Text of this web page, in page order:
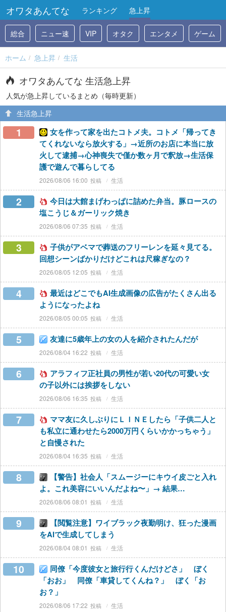
オワタあんてな ランキング 急上昇
総合 ニュー速 VIP オタク エンタメ ゲーム
ホーム 急上昇 生活
オワタあんてな 生活急上昇
人気が急上昇しているまとめ（毎時更新）
生活急上昇
1
女を作って家を出たコトメ夫。コトメ「帰ってき
てくれないなら放火する」→近所のお店に本当に放
火して逮捕→心神喪失で僅か数ヶ月で釈放→生活保
護で遊んで暮らしてる
2026/08/06 16:00 生活
2
今日は大館まげわっぱに詰めた弁当。豚ロースの
塩こうじ＆ガーリック焼き
2026/08/06 07:35 生活
3
子供がアベマで葬送のフリーレンを延々見てる。
回想シーンばかりだけどこれは尺稼ぎなの？
2026/08/05 12:05 生活
4
最近はどこでもAI生成画像の広告がたくさん出る
ようになったよね
2026/08/05 00:05 生活
5 友達に5歳年上の女の人を紹介されたんだが
2026/08/04 16:22 生活
6
アラフィフ正社員の男性が若い20代の可愛い女
の子以外には挨拶をしない
2026/08/06 16:35 生活
7
ママ友に久しぶりにＬＩＮＥしたら「子供二人と
も私立に通わせたら2000万円くらいかかっちゃう」
と自慢された
2026/08/04 16:35 生活
8
【警告】社会人「スムージーにキウイ皮ごと入れ
よ。これ美容にいいんだよね〜」→ 結果…
2026/08/06 08:01 生活
9
【閲覧注意】ワイブラック夜勤明け、狂った漫画
をAIで生成してしまう
2026/08/04 08:01 生活
10
同僚「今度彼女と旅行行くんだけどさ」 ぼく
「おお」 同僚「車貸してくんね？」 ぼく「お
お？」
2026/08/06 17:22 生活